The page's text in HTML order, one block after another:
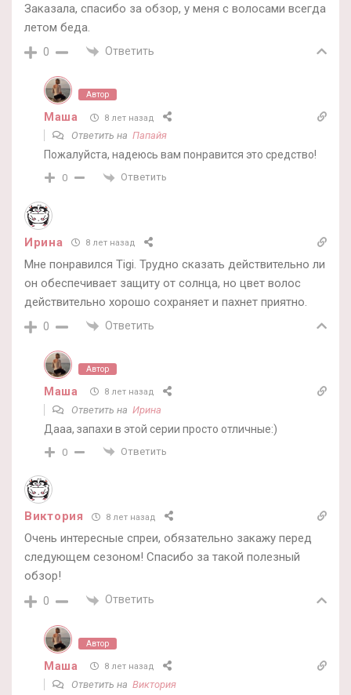
Заказала, спасибо за обзор, у меня с волосами всегда
летом беда.
0 Ответить
Автор
Маша 8 лет назад
Ответить на Папайя
Пожалуйста, надеюсь вам понравится это средство!
0 Ответить
Ирина 8 лет назад
Мне понравился Tigi. Трудно сказать действительно ли
он обеспечивает защиту от солнца, но цвет волос
действительно хорошо сохраняет и пахнет приятно.
0 Ответить
Автор
Маша 8 лет назад
Ответить на Ирина
Дааа, запахи в этой серии просто отличные:)
0 Ответить
Виктория 8 лет назад
Очень интересные спреи, обязательно закажу перед
следующем сезоном! Спасибо за такой полезный
обзор!
0 Ответить
Автор
Маша 8 лет назад
Ответить на Виктория